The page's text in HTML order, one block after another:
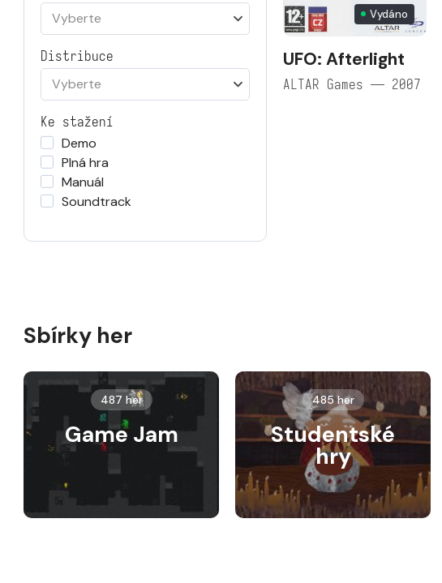
Vyberte
Distribuce
Vyberte
Ke stažení
Demo
Plná hra
Manuál
Soundtrack
Vydáno
UFO: Afterlight
ALTAR Games — 2007
Sbírky her
487 her
Game Jam
485 her
Studentské
hry